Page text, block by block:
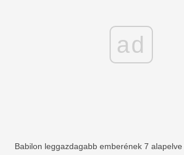
ad
Babilon leggazdagabb emberének 7 alapelve